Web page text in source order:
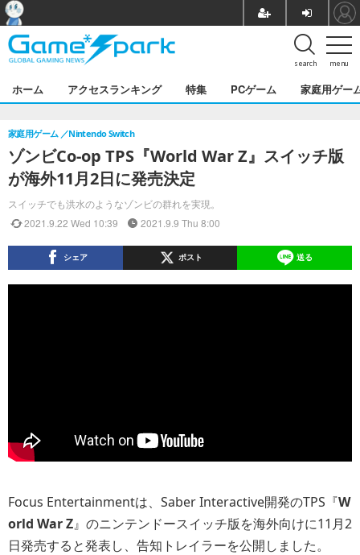
menu
search
ホーム アクセスランキング 特集 PCゲーム 家庭用ゲー
ゾンビCo-op TPS『World War Z』スイッチ版
が海外11月2日に発売決定
スイッチでも洪水のようなゾンビの群れを実現。
家庭用ゲーム Nintendo Switch
2021.9.22 Wed 10:39 2021.9.9 Thu 8:00
シェア ポスト 送る
Focus Entertainmentは、Saber Interactive開発のTPS『W
orld War Z』のニンテンドースイッチ版を海外向けに11月2
日発売すると発表し、告知トレイラーを公開しました。